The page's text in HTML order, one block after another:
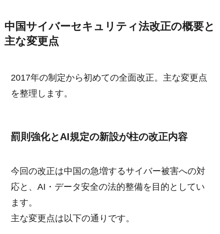
中国サイバーセキュリティ法改正の概要と
主な変更点
2017年の制定から初めての全面改正。主な変更点
を整理します。
罰則強化とAI規定の新設が柱の改正内容
今回の改正は中国の急増するサイバー被害への対
応と、AI・データ安全の法的整備を目的としてい
ます。
主な変更点は以下の通りです。